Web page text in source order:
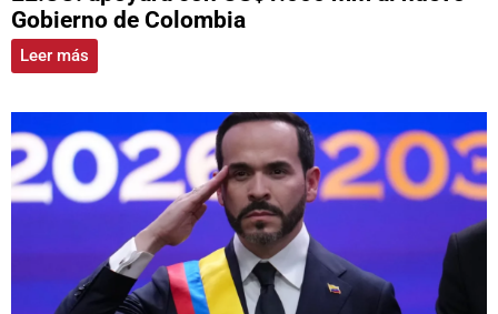
Gobierno de Colombia
Leer más